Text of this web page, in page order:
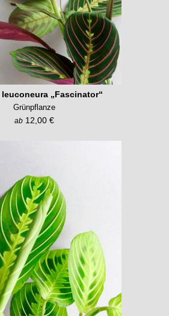
leuconeura „Fascinator“
Grünpflanze
ab 12,00 €